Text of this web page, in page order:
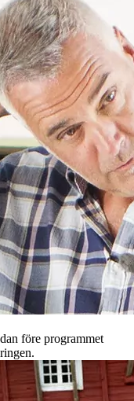
före programmet